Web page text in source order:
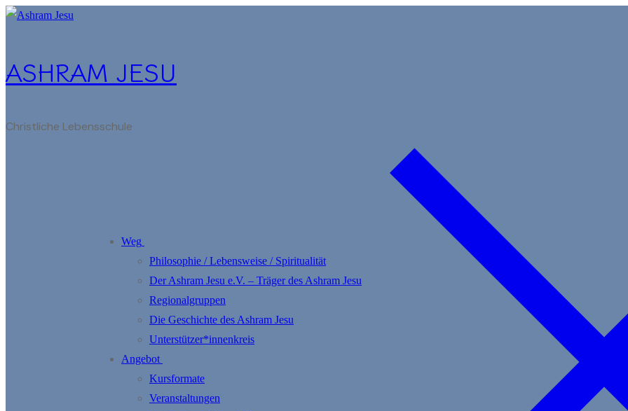
Zum
Menü
Schließen
ASHRAM JESU
Christliche Lebensschule
Weg
Philosophie / Lebensweise / Spiritualität
Der Ashram Jesu e.V. – Träger des Ashram Jesu
Regionalgruppen
Die Geschichte des Ashram Jesu
Unterstützer*innenkreis
Angebot
Kursformate
Veranstaltungen